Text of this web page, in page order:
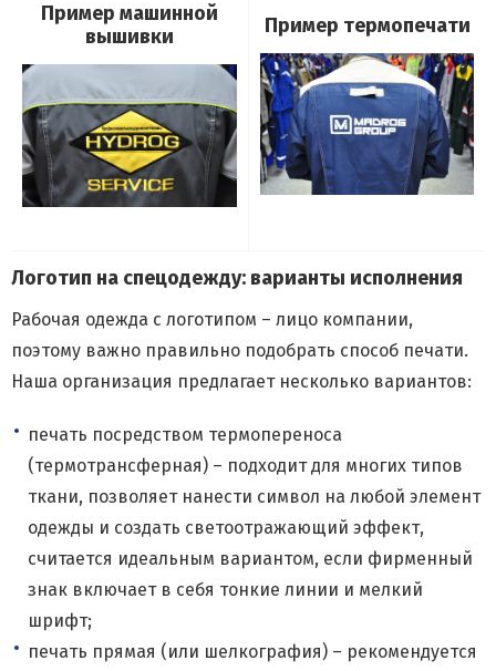
Пример машинной
вышивки
Пример термопечати
Логотип на спецодежду: варианты исполнения
Рабочая одежда с логотипом – лицо компании,
поэтому важно правильно подобрать способ печати.
Наша организация предлагает несколько вариантов:
печать посредством термопереноса
(термотрансферная) – подходит для многих типов
ткани, позволяет нанести символ на любой элемент
одежды и создать светоотражающий эффект,
считается идеальным вариантом, если фирменный
знак включает в себя тонкие линии и мелкий
шрифт;
печать прямая (или шелкография) – рекомендуется